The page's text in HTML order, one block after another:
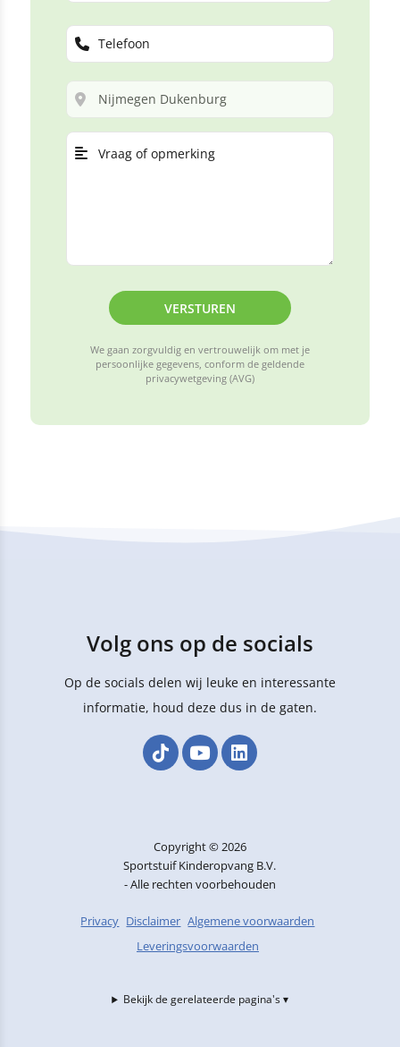
VERSTUREN
We gaan zorgvuldig en vertrouwelijk om met je
persoonlijke gegevens, conform de geldende
privacywetgeving (AVG)
Volg ons op de socials
Op de socials delen wij leuke en interessante
informatie, houd deze dus in de gaten.
Copyright © 2026
Sportstuif Kinderopvang B.V.
- Alle rechten voorbehouden
Privacy Disclaimer Algemene voorwaarden
Leveringsvoorwaarden
Bekijk de gerelateerde pagina's